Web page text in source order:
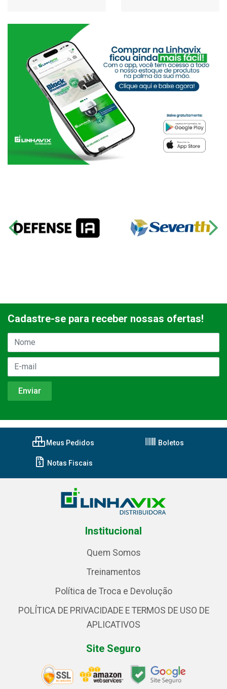
Cadastre-se para receber nossas ofertas!
Meus Pedidos Boletos
Notas Fiscais
Institucional
Quem Somos
Treinamentos
Política de Troca e Devolução
POLÍTICA DE PRIVACIDADE E TERMOS DE USO DE
APLICATIVOS
Site Seguro